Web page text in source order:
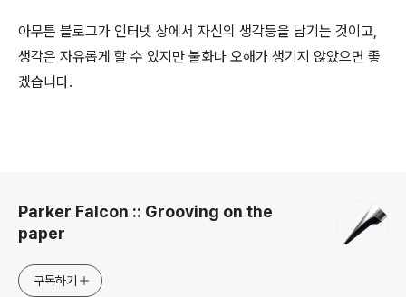
아무튼 블로그가 인터넷 상에서 자신의 생각등을 남기는 것이고,
생각은 자유롭게 할 수 있지만 불화나 오해가 생기지 않았으면 좋
겠습니다.
Parker Falcon :: Grooving on the
paper
구독하기